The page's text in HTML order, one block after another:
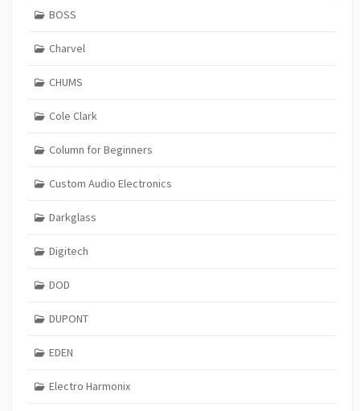
BOSS
Charvel
CHUMS
Cole Clark
Column for Beginners
Custom Audio Electronics
Darkglass
Digitech
DOD
DUPONT
EDEN
Electro Harmonix